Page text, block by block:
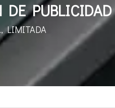
DE PUBLICIDAD
LIMITADA